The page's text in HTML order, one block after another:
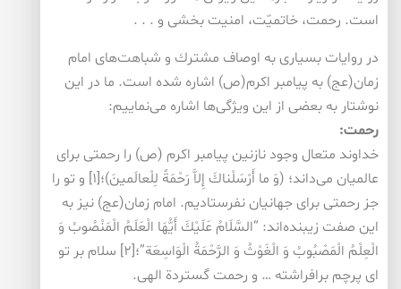
است. رحمت، خاتمیّت، امنیت بخشی و . . .
در روایات بسیاری به اوصاف مشترك و شباهت‌های امام
زمان(عج) به پیامبر اكرم(ص) اشاره شده است. ما در این
نوشتار به بعضی از این ویژگی‌ها اشاره می‌نماییم:
رحمت:
خداوند متعال وجود نازنین پیامبر اكرم (ص) را رحمتی برای
عالمیان می‌داند؛ (وَ ما أَرْسَلْناكَ إِلاَّ رَحْمَةً لِلْعالَمینَ)؛[۱] و تو را
جز رحمتی برای جهانیان نفرستادیم. امام زمان(عج) نیز به
این صفت زیبنده‌اند: “السَّلَامُ عَلَیْكَ أَیُّهَا الْعَلَمُ الْمَنْصُوبُ وَ
الْعِلْمُ الْمَصْبُوبُ وَ الْغَوْثُ وَ الرَّحْمَةُ الْوَاسِعَة”؛[۲] سلام بر تو
ای پرچم برافراشته … و رحمت گستردة الهی.